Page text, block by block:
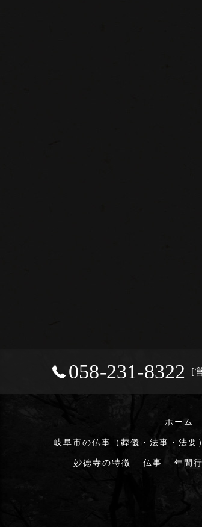
058-231-8322 [
ホーム
岐阜市の仏事（葬儀・法事・法
妙徳寺の特徴 仏事 年間